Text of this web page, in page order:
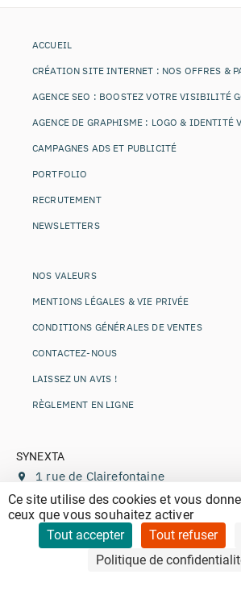
Ce site utilise des cookies et vous
ceux que vous souhaitez activer
Tout accepter
Tout refuser
Politique de
ACCUEIL
CRÉATION SITE INTERNET : NOS OFFRES &
AGENCE SEO : BOOSTEZ VOTRE VISIBILITÉ
AGENCE DE GRAPHISME : LOGO & IDENTITÉ
CAMPAGNES ADS ET PUBLICITÉ
PORTFOLIO
RECRUTEMENT
NEWSLETTERS
NOS VALEURS
MENTIONS LÉGALES & VIE PRIVÉE
CONDITIONS GÉNÉRALES DE VENTES
CONTACTEZ-NOUS
LAISSEZ UN AVIS !
RÈGLEMENT EN LIGNE
SYNEXTA
1 rue de Clairefontaine
78120 Rambouillet,France
+33 (0)1 85 77 11 44
contact@synexta.fr
TVA : FR84807672076